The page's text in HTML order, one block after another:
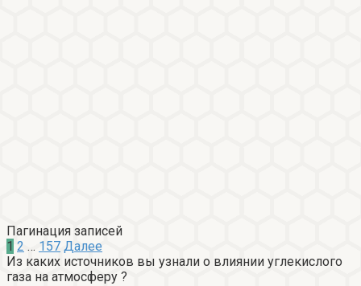
Пагинация записей
1 2 … 157 Далее
Из каких источников вы узнали о влиянии углекислого
газа на атмосферу ?